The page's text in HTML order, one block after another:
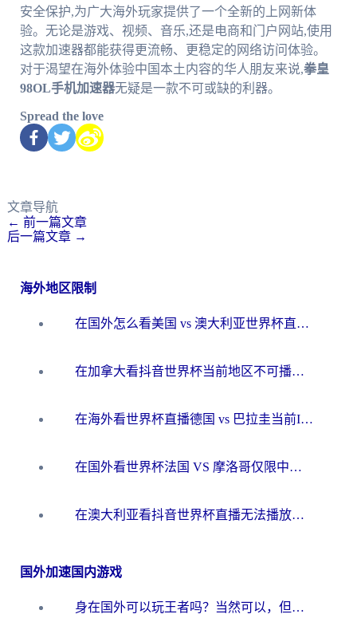
安全保护,为广大海外玩家提供了一个全新的上网新体
验。无论是游戏、视频、音乐,还是电商和门户网站,使用
这款加速器都能获得更流畅、更稳定的网络访问体验。
对于渴望在海外体验中国本土内容的华人朋友来说,拳皇
98OL手机加速器无疑是一款不可或缺的利器。
Spread the love
文章导航
← 前一篇文章
后一篇文章 →
海外地区限制
在国外怎么看美国 vs 澳大利亚世界杯直播？海外党必藏的中文解说观赛指南
在加拿大看抖音世界杯当前地区不可播放？海外党体育观赛终极指南
在海外看世界杯直播德国 vs 巴拉圭当前IP受限制？这篇指南帮你轻松解决地区限制
在国外看世界杯法国 VS 摩洛哥仅限中国大陆？别让地域限制拦下你的欢呼
在澳大利亚看抖音世界杯直播无法播放？海外党体育观赛终极指南来了！
国外加速国内游戏
身在国外可以玩王者吗？当然可以，但你需要这份“加速”指南